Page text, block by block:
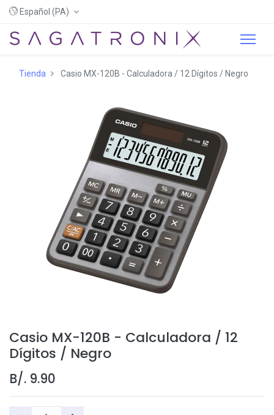
Español (PA)
Tienda Casio MX-120B - Calculadora / 12 Dígitos / Negro
Casio MX-120B - Calculadora / 12
Dígitos / Negro
B/. 9.90